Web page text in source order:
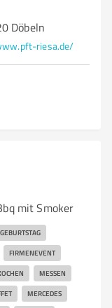
Döbeln
riesa.de/
mit Smoker
GEBURTSTAG
FIRMENEVENT
MESSEN
MERCEDES